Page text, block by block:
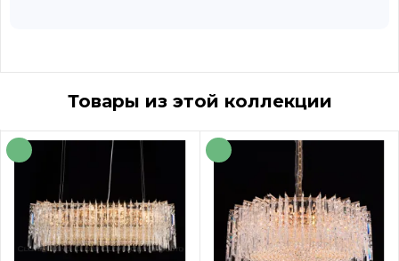
Товары из этой коллекции